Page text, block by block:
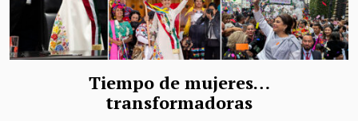
Tiempo de mujeres…
transformadoras